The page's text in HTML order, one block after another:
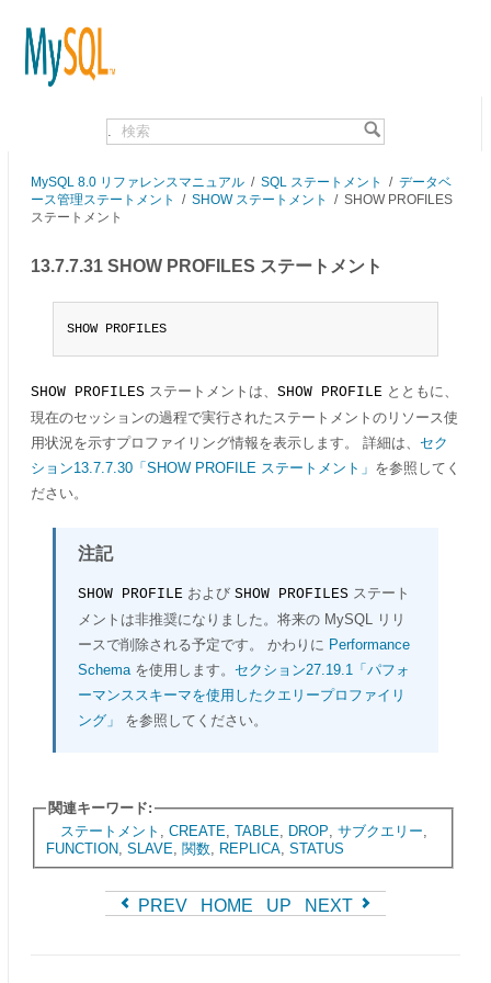
MySQL 8.0 リファレンスマニュアル / SQL ステートメント / データベ
ース管理ステートメント
/ SHOW ステートメント / SHOW PROFILES
ステートメント
13.7.7.31 SHOW PROFILES ステートメント
SHOW PROFILES
SHOW PROFILES ステートメントは、 SHOW PROFILE とともに、
現在のセッションの過程で実行されたステートメントのリソース使
用状況を示すプロファイリング情報を表示します。 詳細は、 セク
ション13.7.7.30「SHOW PROFILE ステートメント」 を参照してく
ださい。
注記
SHOW PROFILE および SHOW PROFILES ステート
メントは非推奨になりました。将来の MySQL リリ
ースで削除される予定です。 かわりに Performance
Schemaを使用します。 セクション27.19.1「パフォ
ーマンススキーマを使用したクエリープロファイリ
ング」
を参照してください。
関連キーワード:
ステートメント
CREATE TABLE DROP サブクエリー
FUNCTION, SLAVE 関数, REPLICA, STATUS
PREV HOME UP NEXT